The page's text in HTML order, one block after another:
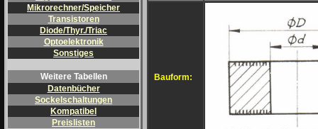
Mikrorechner/Speicher
Transistoren
Diode/Thyr./Triac
Optoelektronik
Sonstiges
Weitere Tabellen
Datenbücher
Sockelschaltungen
Kompatibel
Preislisten
Bauform: